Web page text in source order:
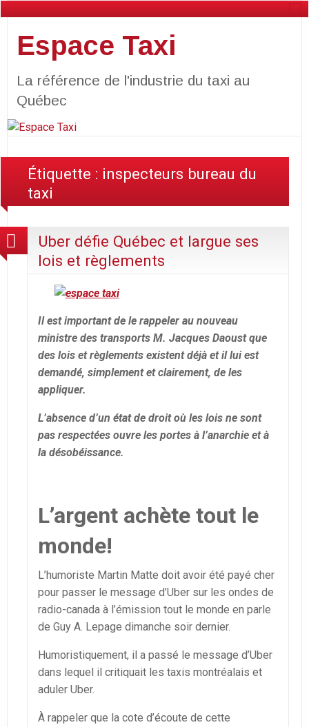
Espace Taxi
La référence de l'industrie du taxi au
Québec
Étiquette : inspecteurs bureau du
taxi
Uber défie Québec et largue ses
lois et règlements
Il est important de le rappeler au nouveau
ministre des transports M. Jacques Daoust que
des lois et règlements existent déjà et il lui est
demandé, simplement et clairement, de les
appliquer.
L’absence d’un état de droit où les lois ne sont
pas respectées ouvre les portes à l’anarchie et à
la désobéissance.
L’argent achète tout le
monde!
L’humoriste Martin Matte doit avoir été payé cher
pour passer le message d’Uber sur les ondes de
radio-canada à l’émission tout le monde en parle
de Guy A. Lepage dimanche soir dernier.
Humoristiquement, il a passé le message d’Uber
dans lequel il critiquait les taxis montréalais et
aduler Uber.
À rappeler que la cote d’écoute de cette